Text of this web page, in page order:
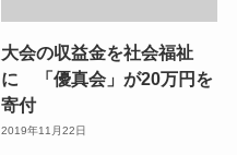
大会の収益金を社会福祉
に 「優真会」が20万円を
寄付
2019年11月22日